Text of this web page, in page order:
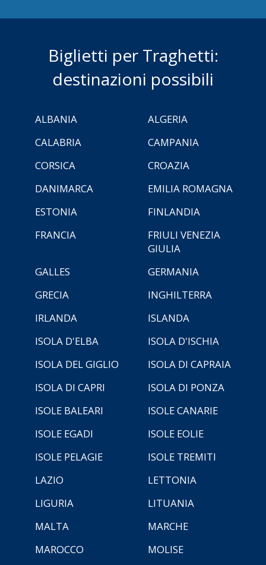
Biglietti per Traghetti:
destinazioni possibili
ALBANIA
ALGERIA
CALABRIA
CAMPANIA
CORSICA
CROAZIA
DANIMARCA
EMILIA ROMAGNA
ESTONIA
FINLANDIA
FRANCIA
FRIULI VENEZIA
GIULIA
GALLES
GERMANIA
GRECIA
INGHILTERRA
IRLANDA
ISLANDA
ISOLA D'ELBA
ISOLA D'ISCHIA
ISOLA DEL GIGLIO
ISOLA DI CAPRAIA
ISOLA DI CAPRI
ISOLA DI PONZA
ISOLE BALEARI
ISOLE CANARIE
ISOLE EGADI
ISOLE EOLIE
ISOLE PELAGIE
ISOLE TREMITI
LAZIO
LETTONIA
LIGURIA
LITUANIA
MALTA
MARCHE
MAROCCO
MOLISE